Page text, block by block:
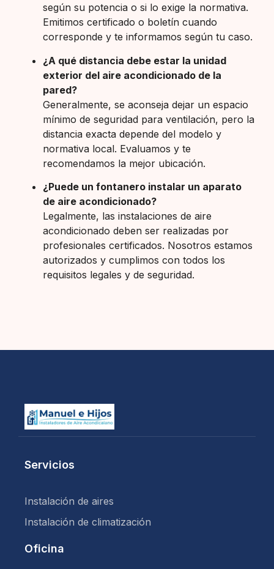
según su potencia o si lo exige la normativa.
Emitimos certificado o boletín cuando
corresponde y te informamos según tu caso.
¿A qué distancia debe estar la unidad
exterior del aire acondicionado de la
pared?
Generalmente, se aconseja dejar un espacio
mínimo de seguridad para ventilación, pero la
distancia exacta depende del modelo y
normativa local. Evaluamos y te
recomendamos la mejor ubicación.
¿Puede un fontanero instalar un aparato
de aire acondicionado?
Legalmente, las instalaciones de aire
acondicionado deben ser realizadas por
profesionales certificados. Nosotros estamos
autorizados y cumplimos con todos los
requisitos legales y de seguridad.
Servicios
Instalación de aires
Instalación de climatización
Oficina